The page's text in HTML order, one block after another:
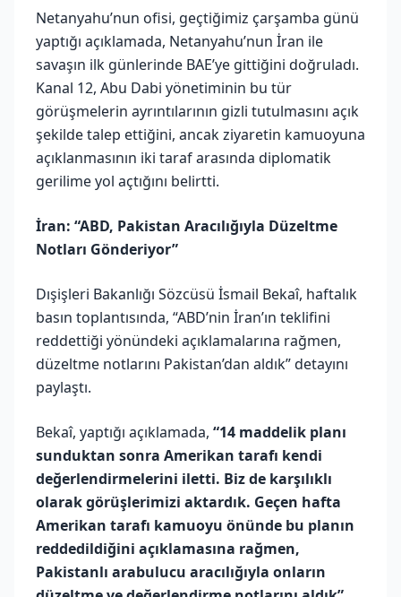
Netanyahu’nun ofisi, geçtiğimiz çarşamba günü
yaptığı açıklamada, Netanyahu’nun İran ile
savaşın ilk günlerinde BAE’ye gittiğini doğruladı.
Kanal 12, Abu Dabi yönetiminin bu tür
görüşmelerin ayrıntılarının gizli tutulmasını açık
şekilde talep ettiğini, ancak ziyaretin kamuoyuna
açıklanmasının iki taraf arasında diplomatik
gerilime yol açtığını belirtti.
İran: “ABD, Pakistan Aracılığıyla Düzeltme
Notları Gönderiyor”
Dışişleri Bakanlığı Sözcüsü İsmail Bekaî, haftalık
basın toplantısında, “ABD’nin İran’ın teklifini
reddettiği yönündeki açıklamalarına rağmen,
düzeltme notlarını Pakistan’dan aldık” detayını
paylaştı.
Bekaî, yaptığı açıklamada, “14 maddelik planı
sunduktan sonra Amerikan tarafı kendi
değerlendirmelerini iletti. Biz de karşılıklı
olarak görüşlerimizi aktardık. Geçen hafta
Amerikan tarafı kamuoyu önünde bu planın
reddedildiğini açıklamasına rağmen,
Pakistanlı arabulucu aracılığıyla onların